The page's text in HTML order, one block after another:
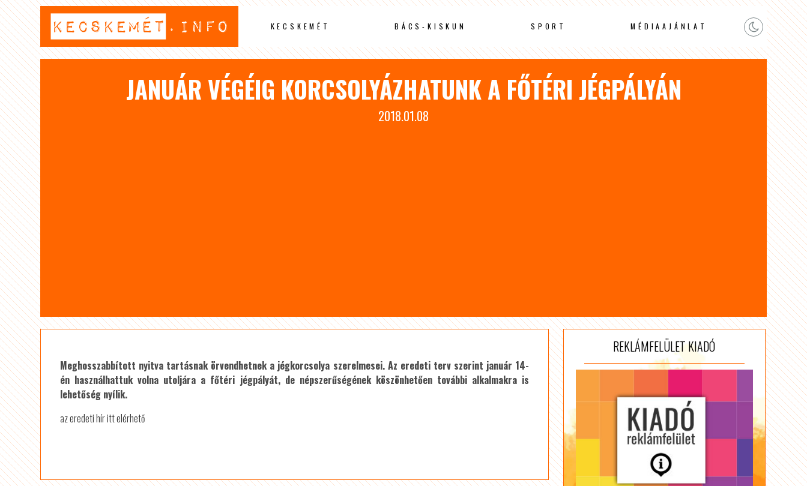
KECSKEMÉT BÁCS-KISKUN SPORT MÉDIAAJÁNLAT
JANUÁR VÉGÉIG KORCSOLYÁZHATUNK A FŐTÉRI JÉGPÁLYÁN
2018.01.08
Meghosszabbított nyitva tartásnak örvendhetnek a jégkorcsolya szerelmesei. Az eredeti terv szerint január 14-
én használhattuk volna utoljára a főtéri jégpályát, de népszerűségének köszönhetően további alkalmakra is
lehetőség nyílik.
az eredeti hír itt elérhető
REKLÁMFELÜLET KIADÓ